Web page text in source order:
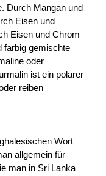
Durch Mangan und
Eisen und
Eisen und Chrom
farbig gemischte
oder
ist ein polarer
reiben
Wort
allgemein für
man in Sri Lanka